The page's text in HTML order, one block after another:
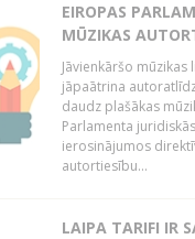
EIROPAS
MŪZIKAS
Jāvienkāršo
jāpaātrina
daudz plašākas
Parlamenta
ierosinājumos
autortiesību...
LAIPA TARIFI IR